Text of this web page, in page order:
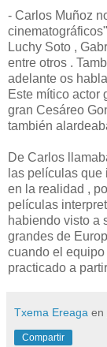
- Carlos Muñoz
Luchy Soto ,
entre otros .
adelante os
Este mítico actor
gran Cesáreo
también
De Carlos
las películas
en la realidad ,
películas
habiendo visto a
grandes de
cuando el equipo
practicado a
Txema Ereaga en
Compartir